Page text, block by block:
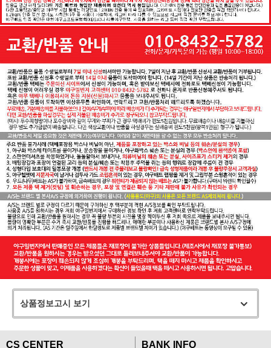
상품정보고시 보기
CS CENTER BANK INFO